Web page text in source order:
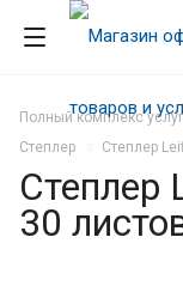
Полный комплекс
Степлер
Степлер
Степлер
30